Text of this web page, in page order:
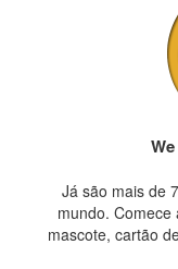
Já são mais de
mundo. Comece
mascote, cartão